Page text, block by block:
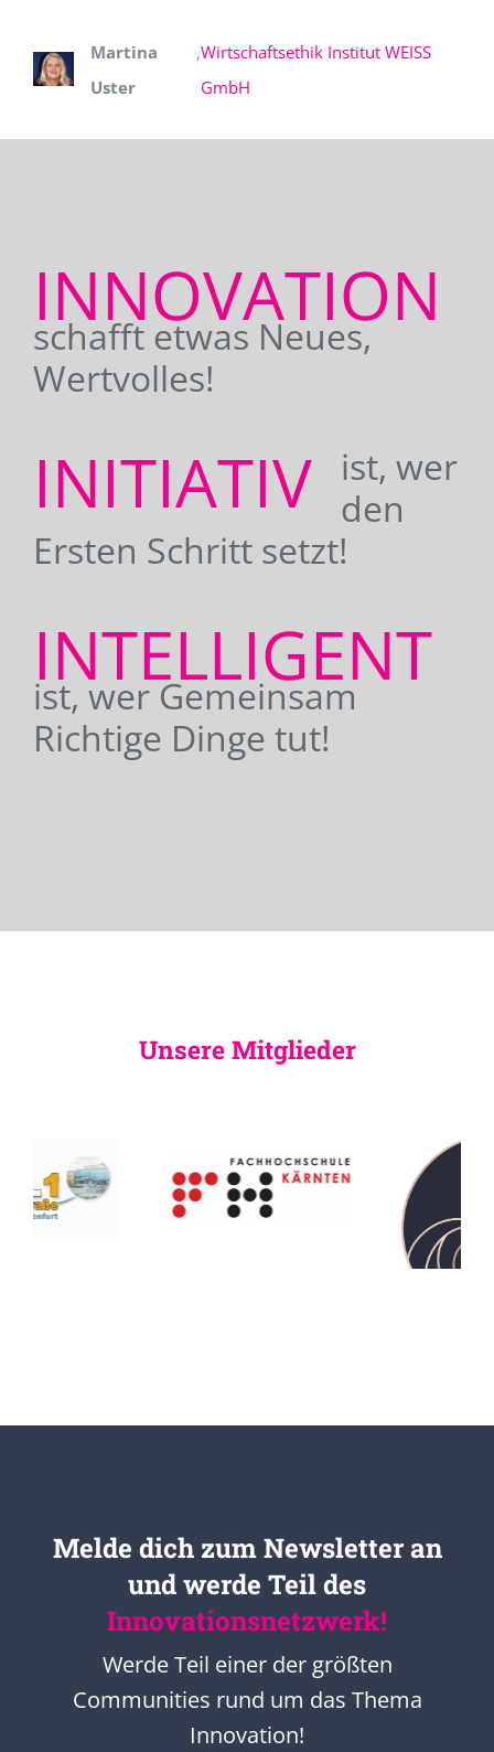
Martina
Uster
,Wirtschaftsethik Institut WEISS
GmbH
INNOVATION
schafft etwas Neues,
Wertvolles!
INITIATIV
ist, wer
den
Ersten Schritt setzt!
INTELLIGENT
ist, wer Gemeinsam
Richtige Dinge tut!
Unsere Mitglieder
Melde dich zum Newsletter an
und werde Teil des
Innovationsnetzwerk!
Werde Teil einer der größten